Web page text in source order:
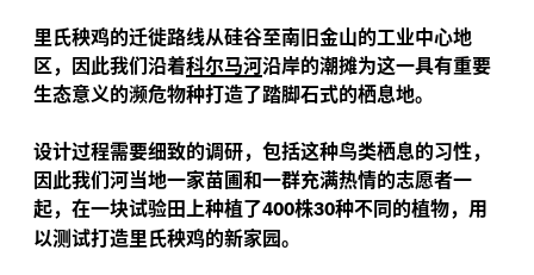
里氏秧鸡的迁徙路线从硅谷至南旧金山的工业中心地
区，因此我们沿着科尔马河沿岸的潮摊为这一具有重要
生态意义的濒危物种打造了踏脚石式的栖息地。
设计过程需要细致的调研，包括这种鸟类栖息的习性，
因此我们河当地一家苗圃和一群充满热情的志愿者一
起，在一块试验田上种植了400株30种不同的植物，用
以测试打造里氏秧鸡的新家园。